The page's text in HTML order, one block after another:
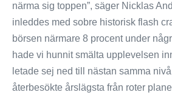
närma sig toppen”, säger Nicklas
inleddes med sobre historisk flash
börsen närmare 8 procent under
hade vi hunnit smälta upplevelsen
letade sej ned till nästan samma
återbesökte årslägsta från roter